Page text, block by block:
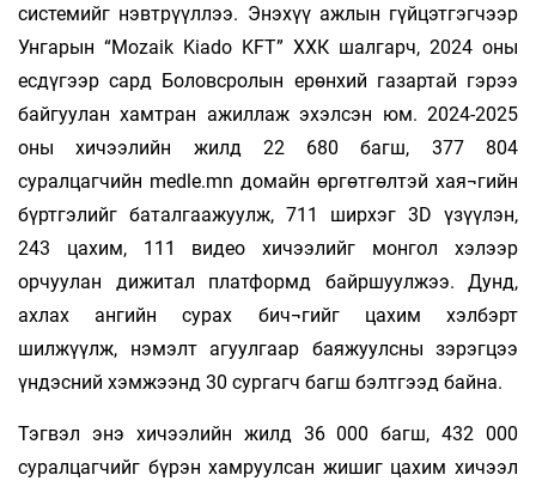
системийг нэвтрүүллээ. Энэхүү ажлын гүйцэтгэгчээр
Унгарын “Mozaik Kiado KFT” ХХК шалгарч, 2024 оны
есдүгээр сард Боловсролын ерөнхий газартай гэрээ
байгуулан хамтран ажиллаж эхэлсэн юм. 2024-2025
оны хичээлийн жилд 22 680 багш, 377 804
суралцагчийн medle.mn домайн өргөтгөлтэй хая¬гийн
бүртгэлийг баталгаажуулж, 711 ширхэг 3D үзүүлэн,
243 цахим, 111 видео хичээлийг монгол хэлээр
орчуулан дижитал платформд байршуулжээ. Дунд,
ахлах ангийн сурах бич¬гийг цахим хэлбэрт
шилжүүлж, нэмэлт агуулгаар баяжуулсны зэрэгцээ
үндэсний хэмжээнд 30 сургагч багш бэлтгээд байна.
Тэгвэл энэ хичээлийн жилд 36 000 багш, 432 000
суралцагчийг бүрэн хамруулсан жишиг цахим хичээл